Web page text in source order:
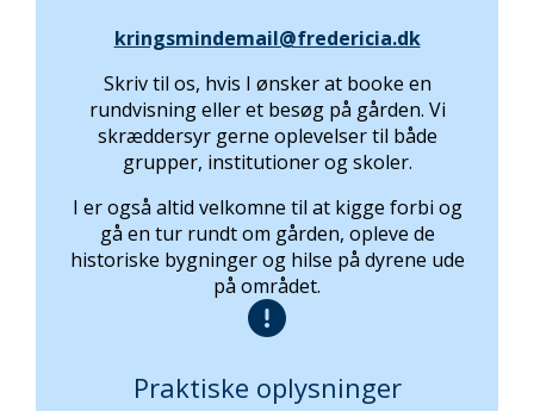
kringsmindemail@fredericia.dk
Skriv til os, hvis I ønsker at booke en
rundvisning eller et besøg på gården. Vi
skræddersyr gerne oplevelser til både
grupper, institutioner og skoler.
I er også altid velkomne til at kigge forbi og
gå en tur rundt om gården, opleve de
historiske bygninger og hilse på dyrene ude
på området.
Praktiske oplysninger